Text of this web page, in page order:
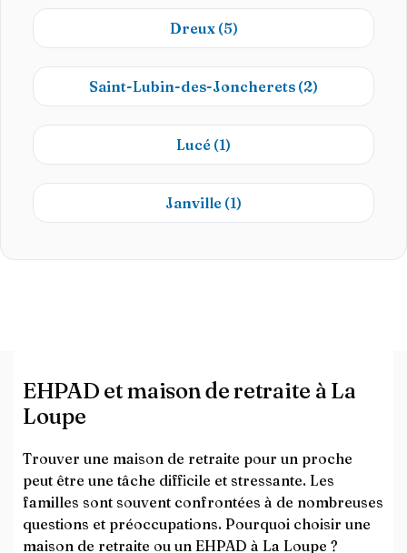
Dreux (5)
Saint-Lubin-des-Joncherets (2)
Lucé (1)
Janville (1)
EHPAD et maison de retraite à La
Loupe
Trouver une maison de retraite pour un proche
peut être une tâche difficile et stressante. Les
familles sont souvent confrontées à de nombreuses
questions et préoccupations. Pourquoi choisir une
maison de retraite ou un EHPAD à La Loupe ?